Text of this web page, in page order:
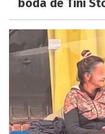
boda de Tini